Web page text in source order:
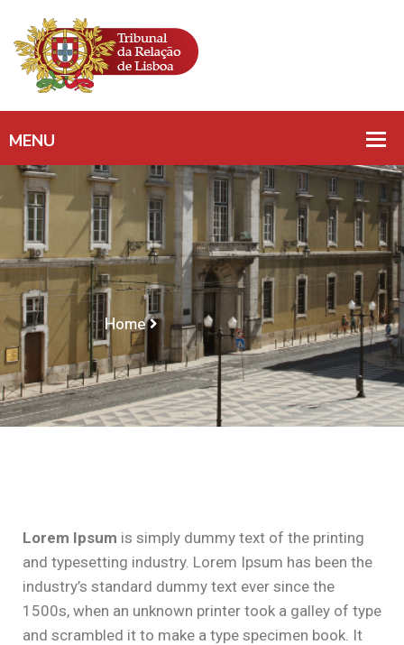
Arquivo De Noticias
Home Arquivo De Noticias
Lorem Ipsum is simply dummy text of the printing
and typesetting industry. Lorem Ipsum has been the
industry’s standard dummy text ever since the
1500s, when an unknown printer took a galley of type
and scrambled it to make a type specimen book. It